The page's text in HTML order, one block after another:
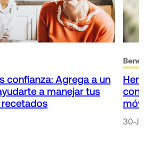
confianza: Agrega a un
a manejar tus
30-